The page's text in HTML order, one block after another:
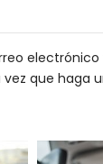
electrónico
que haga